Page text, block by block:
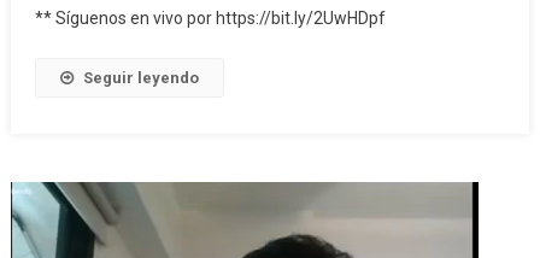
** Síguenos en vivo por https://bit.ly/2UwHDpf
Seguir leyendo